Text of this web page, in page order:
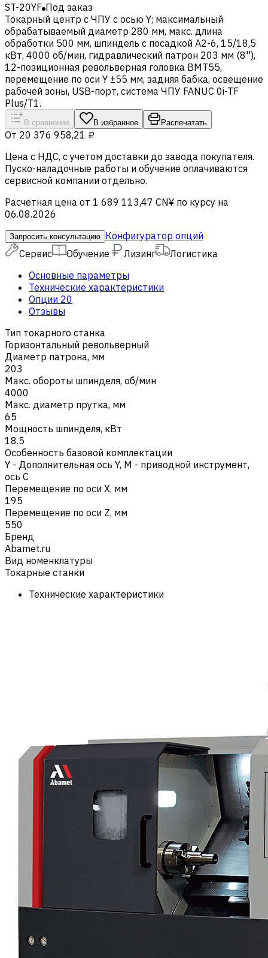
ST-20YF Под заказ
Токарный центр с ЧПУ с осью Y; максимальный
обрабатываемый диаметр 280 мм, макс. длина
обработки 500 мм, шпиндель с посадкой A2-6, 15/18,5
кВт, 4000 об/мин, гидравлический патрон 203 мм (8''),
12-позиционная револьверная головка BMT55,
перемещение по оси Y ±55 мм, задняя бабка, освещение
рабочей зоны, USB-порт, система ЧПУ FANUC 0i-TF
Plus/T1.
В сравнение В избранное Распечатать
От 20 376 958,21 ₽
Цена c НДС, с учетом доставки до завода покупателя.
Пуско-наладочные работы и обучение оплачиваются
сервисной компании отдельно.
Расчетная цена от 1 689 113,47 CN¥ по курсу на
06.08.2026
Запросить консультацию Конфигуратор опций
Сервис
Обучение Лизинг
Логистика
Основные параметры
Технические характеристики
Опции 20
Отзывы
Тип токарного станка
Горизонтальный револьверный
Диаметр патрона, мм
203
Макс. обороты шпинделя, об/мин
4000
Макс. диаметр прутка, мм
65
Мощность шпинделя, кВт
18.5
Особенность базовой комплектации
Y - Дополнительная ось Y, M - приводной инструмент,
ось C
Перемещение по оси X, мм
195
Перемещение по оси Z, мм
550
Бренд
Abamet.ru
Вид номенклатуры
Токарные станки
Технические характеристики